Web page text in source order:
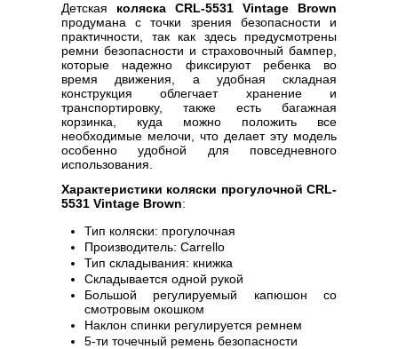
Детская коляска CRL-5531 Vintage Brown
продумана с точки зрения безопасности и
практичности, так как здесь предусмотрены
ремни безопасности и страховочный бампер,
которые надежно фиксируют ребенка во
время движения, а удобная складная
конструкция облегчает хранение и
транспортировку, также есть багажная
корзинка, куда можно положить все
необходимые мелочи, что делает эту модель
особенно удобной для повседневного
использования.
Характеристики коляски прогулочной CRL-
5531 Vintage Brown:
Тип коляски: прогулочная
Производитель: Carrello
Тип складывания: книжка
Складывается одной рукой
Большой регулируемый капюшон со
смотровым окошком
Наклон спинки регулируется ремнем
5-ти точечный ремень безопасности